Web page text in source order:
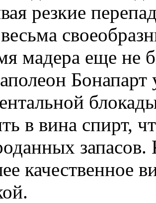
резкие
мадера еще не
в вина спирт,
качественное